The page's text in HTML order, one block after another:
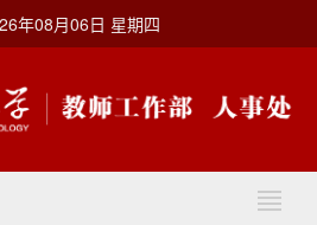
年08月06日 星期四